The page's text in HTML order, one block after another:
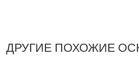
ДРУГИЕ ПОХОЖИЕ